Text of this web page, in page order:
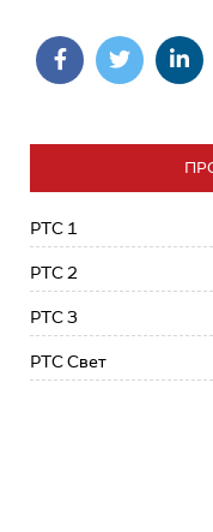
РТС 1
РТС 2
РТС 3
РТС Свет